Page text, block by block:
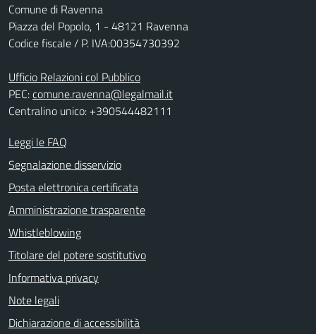
Comune di Ravenna
Piazza del Popolo, 1 - 48121 Ravenna
Codice fiscale / P. IVA:00354730392
Ufficio Relazioni col Pubblico
PEC:comune.ravenna@legalmail.it
Centralino unico: +390544482111
Leggi le FAQ
Segnalazione disservizio
Posta elettronica certificata
Amministrazione trasparente
Whistleblowing
Titolare del potere sostitutivo
Informativa privacy
Note legali
Dichiarazione di accessibilità